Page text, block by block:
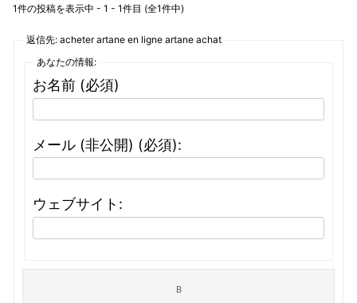
1件の投稿を表示中 - 1 - 1件目 (全1件中)
返信先: acheter artane en ligne artane achat
あなたの情報:
お名前 (必須)
メール (非公開) (必須):
ウェブサイト: